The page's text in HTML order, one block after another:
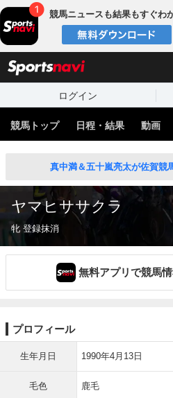
競馬ニュースも結果もすぐわ
ログイン
競馬トップ 日程・結果 動画
真中満＆五十嵐亮太が佐賀競
ヤマヒササクラ
牝 登録抹消
無料アプリで競馬
プロフィール
生年月日 1990年4月13日
毛色 鹿毛